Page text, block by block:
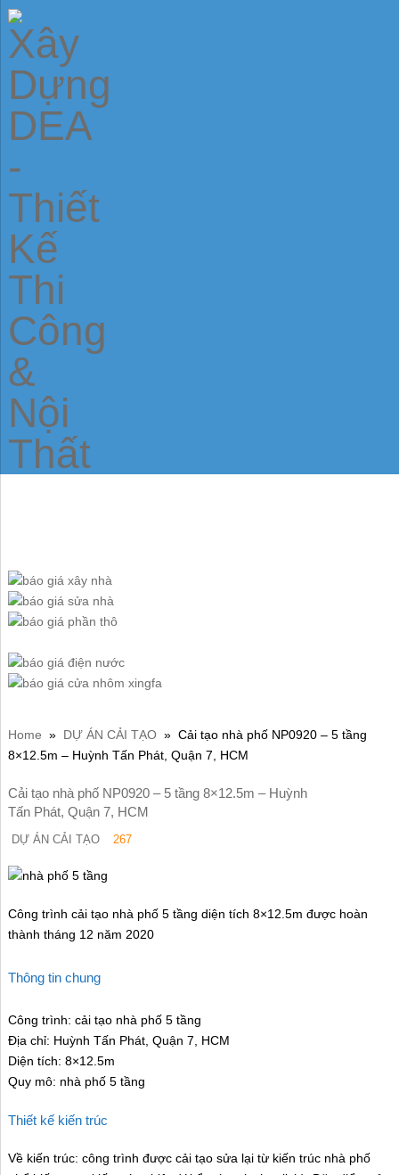
Home » DỰ ÁN CẢI TẠO » Cải tạo nhà phố NP0920 – 5 tầng
8×12.5m – Huỳnh Tấn Phát, Quận 7, HCM
Cải tạo nhà phố NP0920 – 5 tầng 8×12.5m – Huỳnh
Tấn Phát, Quận 7, HCM
DỰ ÁN CẢI TẠO 267
Công trình cải tạo nhà phố 5 tầng diện tích 8×12.5m được hoàn
thành tháng 12 năm 2020
Thông tin chung
Công trình: cải tạo nhà phố 5 tầng
Địa chỉ: Huỳnh Tấn Phát, Quận 7, HCM
Diện tích: 8×12.5m
Quy mô: nhà phố 5 tầng
Thiết kế kiến trúc
Về kiến trúc: công trình được cải tạo sửa lại từ kiến trúc nhà phố